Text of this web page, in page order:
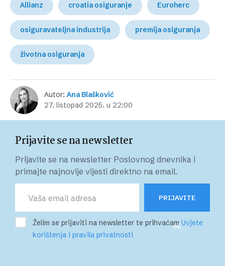
Allianz croatia osiguranje Euroherc
osiguravateljna industrija premija osiguranja
životna osiguranja
Autor:Ana Blašković
27. listopad 2025. u 22:00
Prijavite se na newsletter
Prijavite se na newsletter Poslovnog dnevnika i
primajte najnovije vijesti direktno na email.
PRIJAVITE
SE
Želim se prijaviti na newsletter te prihvaćamUvjete
korištenja i pravila privatnosti